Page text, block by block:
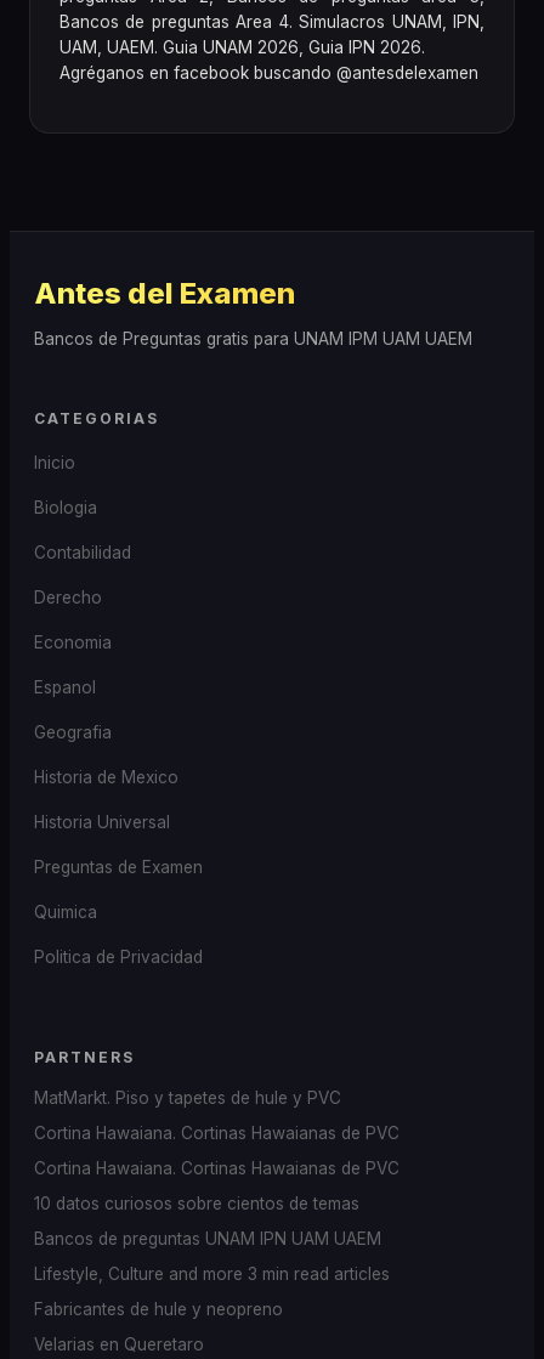
Bancos de preguntas Area 4. Simulacros UNAM, IPN,
UAM, UAEM. Guia UNAM 2026, Guia IPN 2026.
Agréganos en facebook buscando @antesdelexamen
Antes del Examen
Bancos de Preguntas gratis para UNAM IPM UAM UAEM
CATEGORIAS
Inicio
Biologia
Contabilidad
Derecho
Economia
Espanol
Geografia
Historia de Mexico
Historia Universal
Preguntas de Examen
Quimica
Politica de Privacidad
PARTNERS
MatMarkt. Piso y tapetes de hule y PVC
Cortina Hawaiana. Cortinas Hawaianas de PVC
Cortina Hawaiana. Cortinas Hawaianas de PVC
10 datos curiosos sobre cientos de temas
Bancos de preguntas UNAM IPN UAM UAEM
Lifestyle, Culture and more 3 min read articles
Fabricantes de hule y neopreno
Velarias en Queretaro